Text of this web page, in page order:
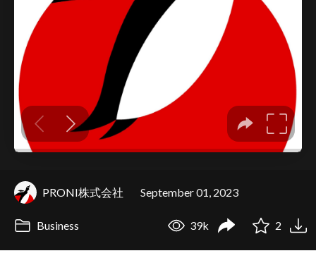
PRONI株式会社 September 01, 2023
Business 39k 2